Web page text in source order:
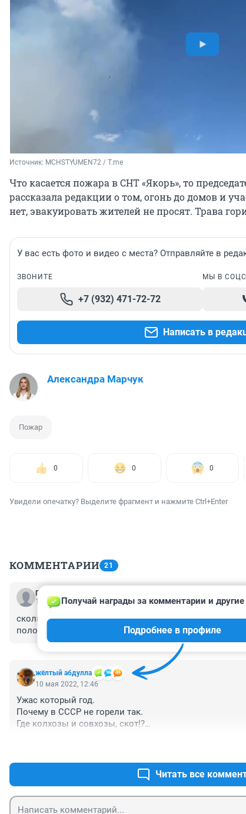
Источник: MCHSTYUMEN72 / T.me
Что касается пожара в СНТ «Якорь», то
рассказала редакции о том, огонь до домов и
нет, эвакуировать жителей не просят. Трава
У вас есть фото и видео с места? Отправляйте в
ЗВОНИТЕ
+7 (932) 471-72-72
МЫ В
Написать в
Александра Марчук
Пожар
0 0 0
Увидели опечатку? Выделите фрагмент и нажмите Ctrl+Enter
КОММЕНТАРИИ 21
Гость
10 мая 2022, 17:27
сколько не говори,народ бесшабашный,жгут траву
положенном месте,плюс рыбаки.
жёлтый абдулла
Получай награды за комментарии и
Подробнее в профиле
10 мая 2022, 12:46
Ужас который год.
Почему в СССР не горели так.
Где колхозы и совхозы, скот!?
Читать все